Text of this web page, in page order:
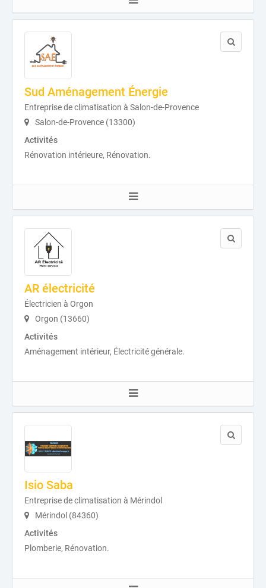
Sud Aménagement Énergie
Entreprise de climatisation à Salon-de-Provence
Salon-de-Provence (13300)
Activités
Rénovation intérieure, Rénovation.
AR électricité
Électricien à Orgon
Orgon (13660)
Activités
Aménagement intérieur, Électricité générale.
Isio Saba
Entreprise de climatisation à Mérindol
Mérindol (84360)
Activités
Plomberie, Rénovation.